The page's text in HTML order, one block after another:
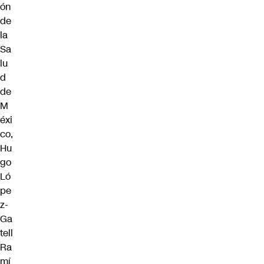
ón
de
la
Sa
lu
d
de
M
éxi
co,
Hu
go
Ló
pe
z-
Ga
tell
Ra
mí